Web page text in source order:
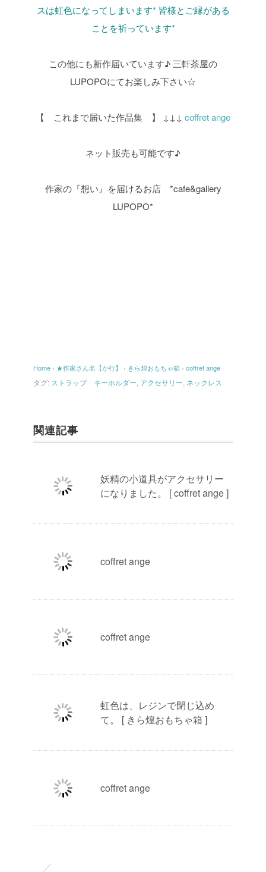
スは虹色になってしまいます* 皆様とご縁がある
ことを祈っています*
この他にも新作届いています♪ 三軒茶屋の
LUPOPOにてお楽しみ下さい☆
【 これまで届いた作品集 】 ↓↓↓ coffret ange
ネット販売も可能です♪
作家の『想い』を届けるお店 *cafe&gallery
LUPOPO*
Home › ★作家さん名【か行】 › きら煌おもちゃ箱 › coffret ange
タグ: ストラップ キーホルダー アクセサリー ネックレス
関連記事
妖精の小道具がアクセサリー
になりました。 [ coffret ange ]
coffret ange
coffret ange
虹色は、レジンで閉じ込め
て。 [ きら煌おもちゃ箱 ]
coffret ange